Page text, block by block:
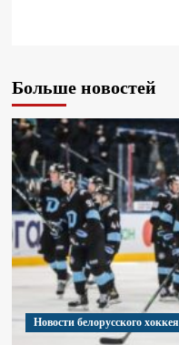
Больше новостей
Новости белорусского хоккея